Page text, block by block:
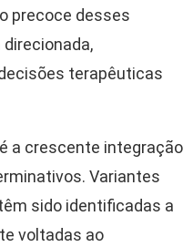
precoce desses
terapêuticas
a crescente integração
Variantes
sido identificadas a
voltadas ao